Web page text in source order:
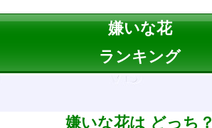
嫌いな花
ランキング
嫌いな花は どっち？